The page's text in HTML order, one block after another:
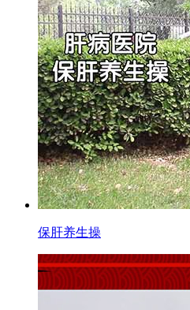
保肝养生操